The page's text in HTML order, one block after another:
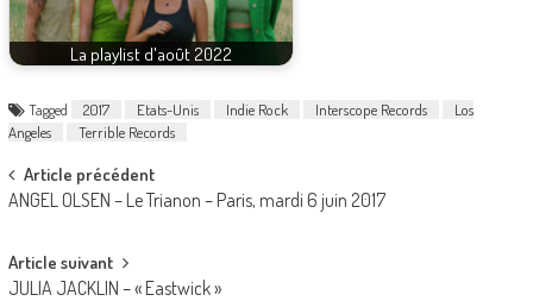
La playlist d'août 2022
Tagged 2017 Etats-Unis Indie Rock Interscope Records
Los
Angeles
Terrible Records
Post
navigation
Article précédent
ANGEL OLSEN – Le Trianon – Paris, mardi 6 juin 2017
Article suivant
JULIA JACKLIN – « Eastwick »